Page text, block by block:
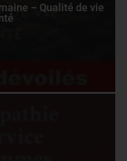
– Qualité de vie